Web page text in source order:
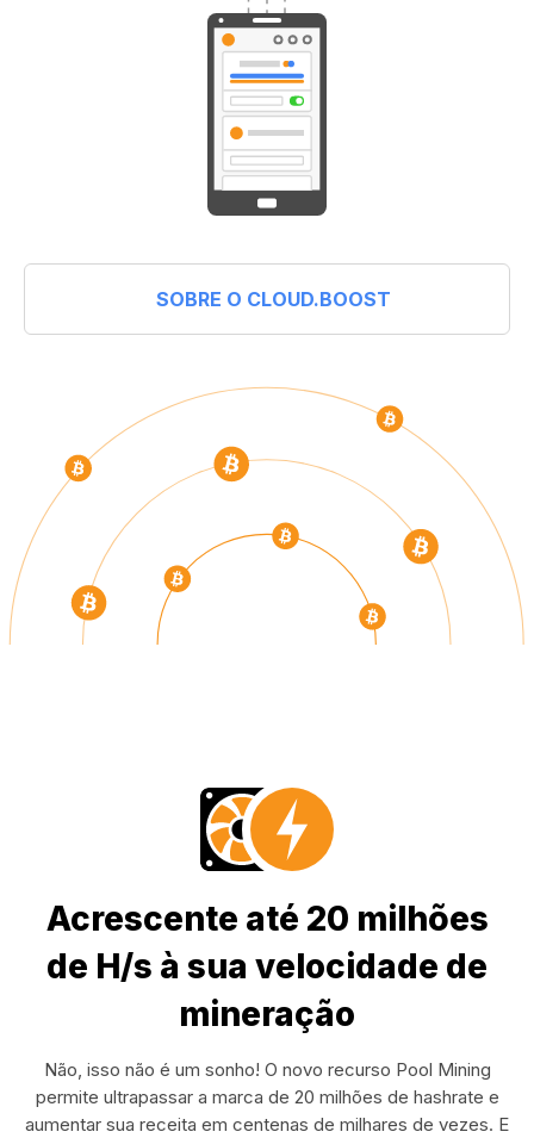
SOBRE O CLOUD.BOOST
Acrescente até 20 milhões
de H/s à sua velocidade de
mineração
Não, isso não é um sonho! O novo recurso Pool Mining
permite ultrapassar a marca de 20 milhões de hashrate e
aumentar sua receita em centenas de milhares de vezes. E